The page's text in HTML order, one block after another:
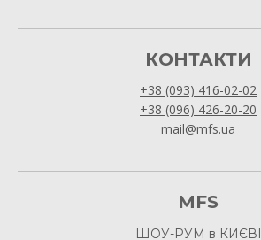
КОНТАКТИ
+38 (093) 416-02-02
+38 (096) 426-20-20
mail@mfs.ua
MFS
ШОУ-РУМ в КИЄВІ